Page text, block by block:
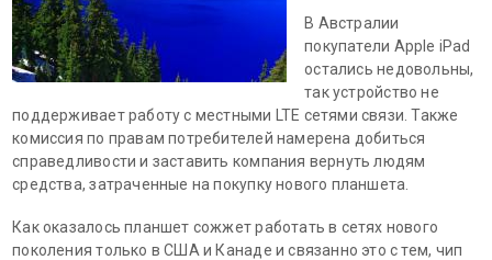
В Австралии
покупатели Apple iPad
остались недовольны,
так устройство не
поддерживает работу с местными LTE сетями связи. Также
комиссия по правам потребителей намерена добиться
справедливости и заставить компания вернуть людям
средства, затраченные на покупку нового планшета.
Как оказалось планшет сожжет работать в сетях нового
поколения только в США и Канаде и связанно это с тем, чип